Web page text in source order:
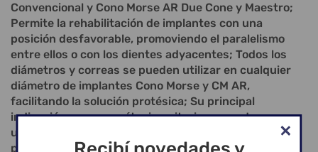
Convencional y Cono Morse AR Due Cone y Maestro;
Permite la rehabilitación de implantes con una
posición desfavorable, promoviendo el paralelismo
entre ellos o con los dientes adyacentes; Todos los
diámetros y correas se pueden utilizar en cualquier
diámetro de implantes Cono Morse y CM AR,
facilitando la solución protésica; Su principal
indicación es para prótesis unitarias y puede
utilizarse para prótesis múltiples; En casos de
prótesis múltiples, se requiere paralelismo; Dispone